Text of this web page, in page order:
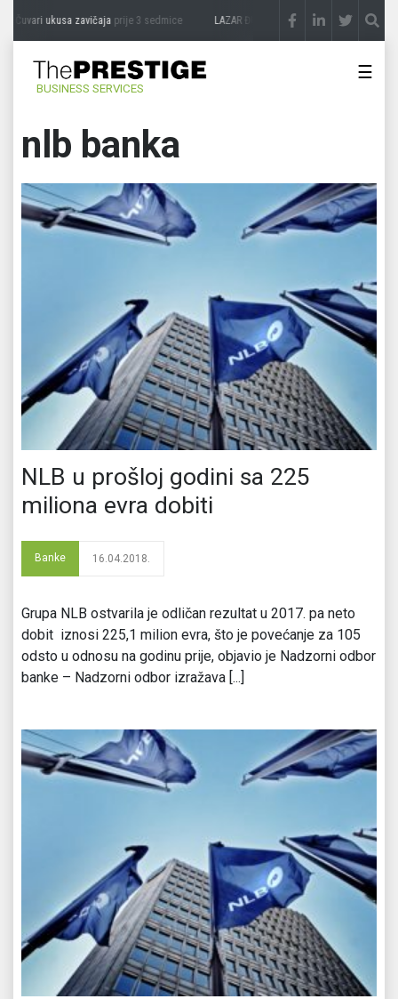
Čuvari ukusa zavičajaprije 3 sedmice LAZAR ĐURIĆ: Promocija potencijal pretvara
BUSINESS SERVICES
☰
nlb banka
NLB u prošloj godini sa 225
miliona evra dobiti
Banke 16.04.2018.
Grupa NLB ostvarila je odličan rezultat u 2017. pa neto
dobit iznosi 225,1 milion evra, što je povećanje za 105
odsto u odnosu na godinu prije, objavio je Nadzorni odbor
banke – Nadzorni odbor izražava [...]